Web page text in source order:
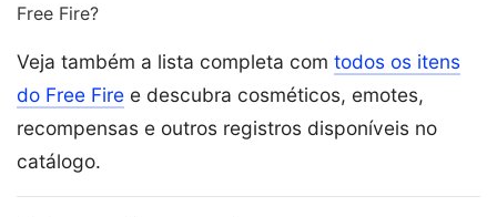
Free Fire?
Veja também a lista completa com todos os itens
do Free Fire e descubra cosméticos, emotes,
recompensas e outros registros disponíveis no
catálogo.